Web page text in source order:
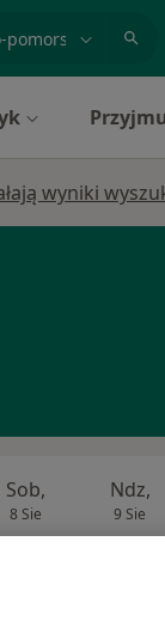
wyniki
Sob,
8 Sie
Ndz,
9 Sie